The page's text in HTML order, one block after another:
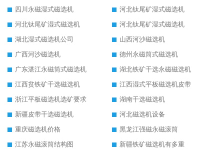
四川永磁湿式磁选机
河北钛尾矿湿式磁选机
河北钛尾矿湿式磁选机
河北钛尾矿湿式磁选机
湖北湿式磁选机公司
山西河沙磁选机
广西河沙磁选机
德州永磁筒式磁选机
广东湛江永磁筒式磁选机
湖北铁矿干选永磁磁选机
江西贫铁矿干选磁选机
江西湿式平板磁选机皮带
浙江平板磁选机选矿要求
湖南干选磁选机
新疆皮带干选磁选机
河北磁选机设备
重庆磁选机价格
黑龙江强磁永磁滚筒
江苏永磁滚筒结构图
新疆铁矿磁选机有多重